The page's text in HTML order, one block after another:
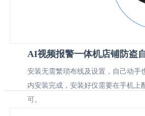
安装无需繁琐布线及设置，自己动手
内安装完成，安装好仅需要在手机上
可。